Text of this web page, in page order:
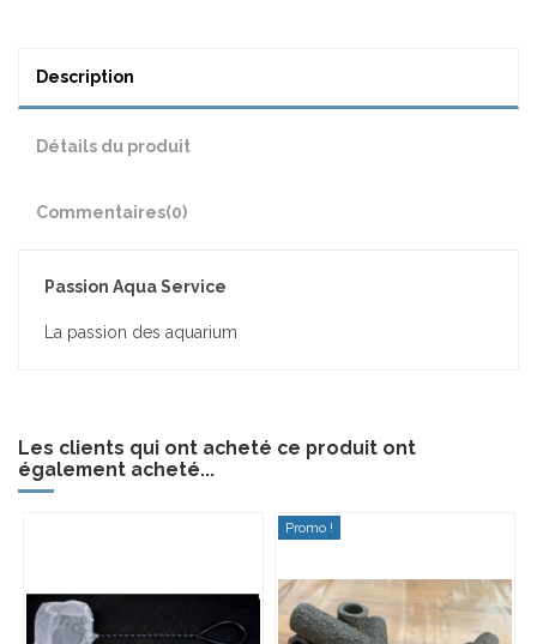
Description
Détails du produit
Commentaires(0)
Passion Aqua Service
La passion des aquarium
Les clients qui ont acheté ce produit ont
également acheté...
Promo !